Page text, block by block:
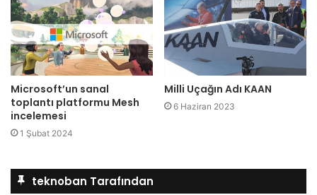
Microsoft’un sanal
toplantı platformu Mesh
incelemesi
1 Şubat 2024
Milli Uçağın Adı KAAN
6 Haziran 2023
teknoban Tarafından